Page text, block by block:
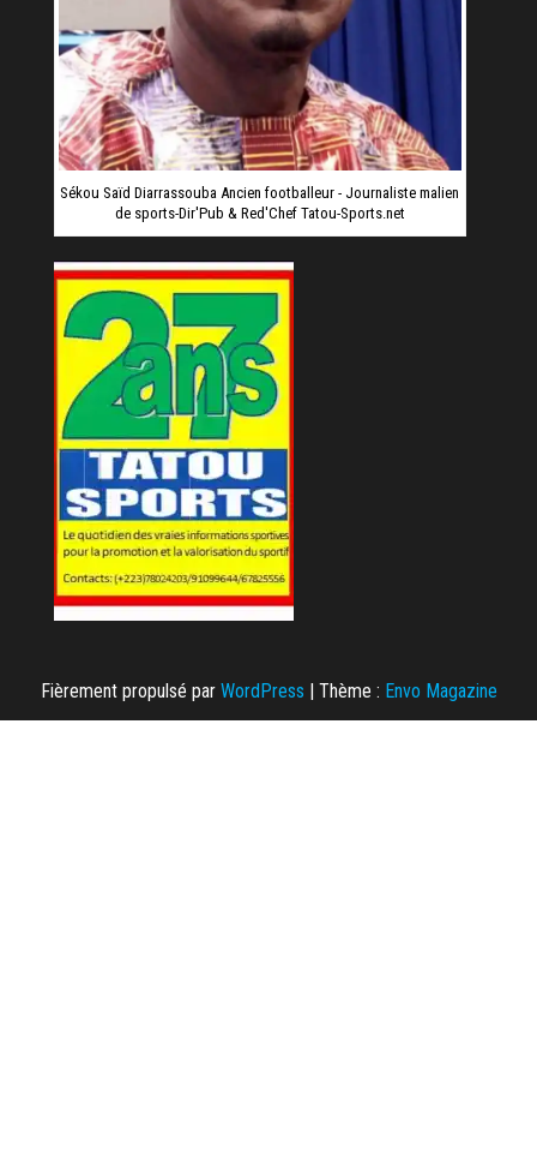
Sékou Saïd Diarrassouba Ancien footballeur - Journaliste malien
de sports-Dir'Pub & Red'Chef Tatou-Sports.net
Fièrement propulsé par WordPress | Thème : Envo Magazine